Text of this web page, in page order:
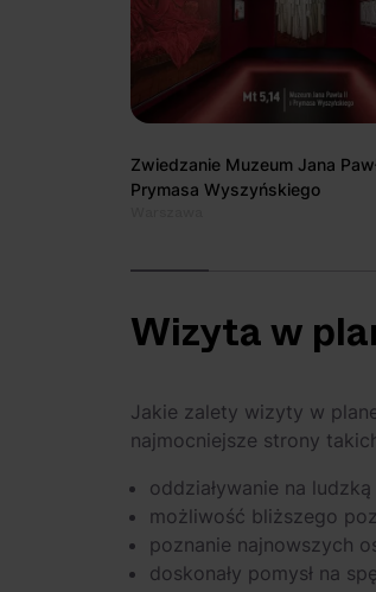
Zwiedzanie Muzeum Jana
Prymasa Wyszyńskiego
Wizyta w
Jakie zalety wizyty w
najmocniejsze strony
oddziaływanie na
możliwość bliższego
poznanie najnowszych
doskonały pomysł na